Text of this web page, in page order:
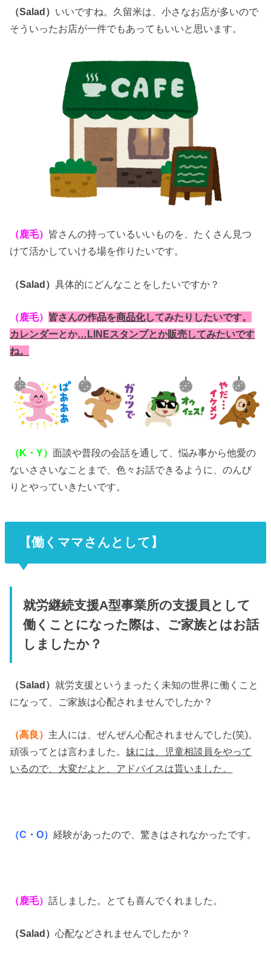
（Salad） いいですね。久留米は、小さなお店が多いので
そういったお店が一件でもあってもいいと思います。
（鹿毛） 皆さんの持っているいいものを、たくさん見つ
けて活かしていける場を作りたいです。
（Salad）具体的にどんなことをしたいですか？
（鹿毛） 皆さんの作品を商品化してみたりしたいです。
カレンダーとか…LINEスタンプとか販売してみたいです
ね。
（K・Y）面談や普段の会話を通して、悩み事から他愛の
ないささいなことまで、色々お話できるように、のんび
りとやっていきたいです。
【働くママさんとして】
就労継続支援A型事業所の支援員として
働くことになった際は、ご家族とはお話
しましたか？
（Salad） 就労支援というまったく未知の世界に働くこと
になって、ご家族は心配されませんでしたか？
（高良） 主人には、ぜんぜん心配されませんでした(笑)。
頑張ってとは言わました。妹には、児童相談員をやって
いるので、大変だよと、アドバイスは貰いました。
（C・O）経験があったので、驚きはされなかったです。
（鹿毛）話しました。とても喜んでくれました。
（Salad）心配などされませんでしたか？